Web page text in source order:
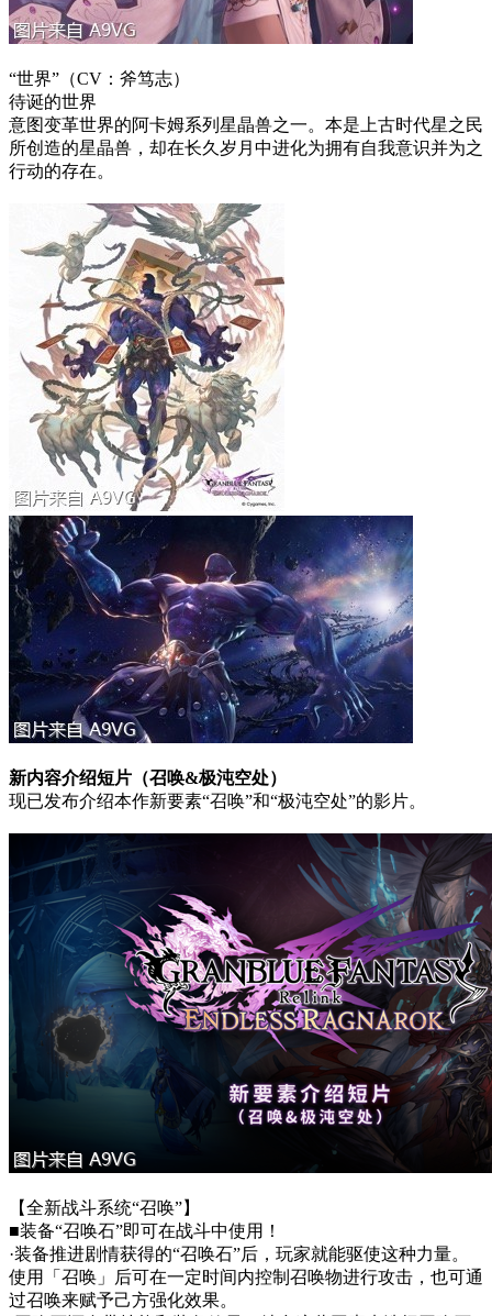
“世界”（CV：斧笃志）
待诞的世界
意图变革世界的阿卡姆系列星晶兽之一。本是上古时代星之民
所创造的星晶兽，却在长久岁月中进化为拥有自我意识并为之
行动的存在。
新内容介绍短片（召唤&极沌空处）
现已发布介绍本作新要素“召唤”和“极沌空处”的影片。
【全新战斗系统“召唤”】
■装备“召唤石”即可在战斗中使用！
·装备推进剧情获得的“召唤石”后，玩家就能驱使这种力量。
使用「召唤」后可在一定时间内控制召唤物进行攻击，也可通
过召唤来赋予己方强化效果。